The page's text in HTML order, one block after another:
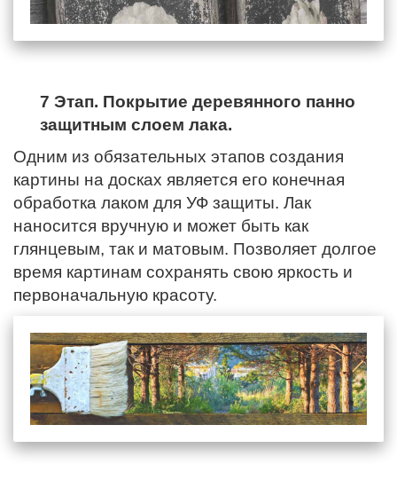
7 Этап. Покрытие деревянного панно
защитным слоем лака.
Одним из обязательных этапов создания
картины на досках является его конечная
обработка лаком для УФ защиты. Лак
наносится вручную и может быть как
глянцевым, так и матовым. Позволяет долгое
время картинам сохранять свою яркость и
первоначальную красоту.